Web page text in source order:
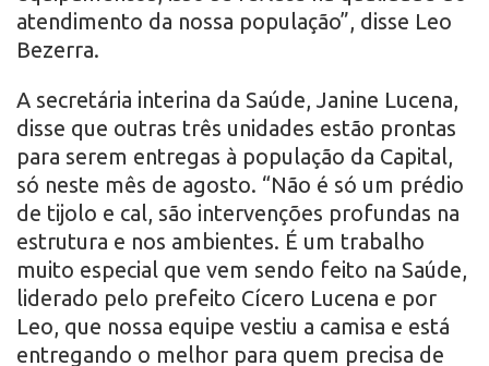
atendimento da nossa população”, disse Leo
Bezerra.
A secretária interina da Saúde, Janine Lucena,
disse que outras três unidades estão prontas
para serem entregas à população da Capital,
só neste mês de agosto. “Não é só um prédio
de tijolo e cal, são intervenções profundas na
estrutura e nos ambientes. É um trabalho
muito especial que vem sendo feito na Saúde,
liderado pelo prefeito Cícero Lucena e por
Leo, que nossa equipe vestiu a camisa e está
entregando o melhor para quem precisa de